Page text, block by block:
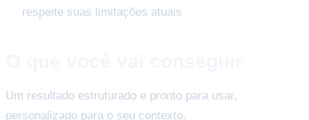
respeite suas limitações atuais
Um resultado estruturado e pronto para usar,
personalizado para o seu contexto.